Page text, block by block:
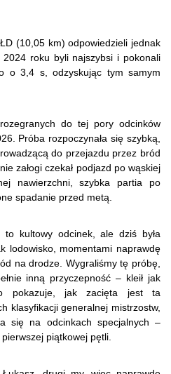
(10,05 km) odpowiedzieli jednak
roku byli najszybsi i pokonali
o 3,4 s, odzyskując tym samym
do tej pory odcinków
Próba rozpoczynała się szybką,
do przejazdu przez bród
załogi czekał podjazd po wąskiej
nawierzchni, szybka partia po
spadanie przed metą.
kultowy odcinek, ale dziś była
lodowisko, momentami naprawdę
na drodze. Wygraliśmy tę próbę,
inną przyczepność – kleił jak
pokazuje, jak zacięta jest ta
klasyfikacji generalnej mistrzostw,
się na odcinkach specjalnych –
piątkowej pętli.